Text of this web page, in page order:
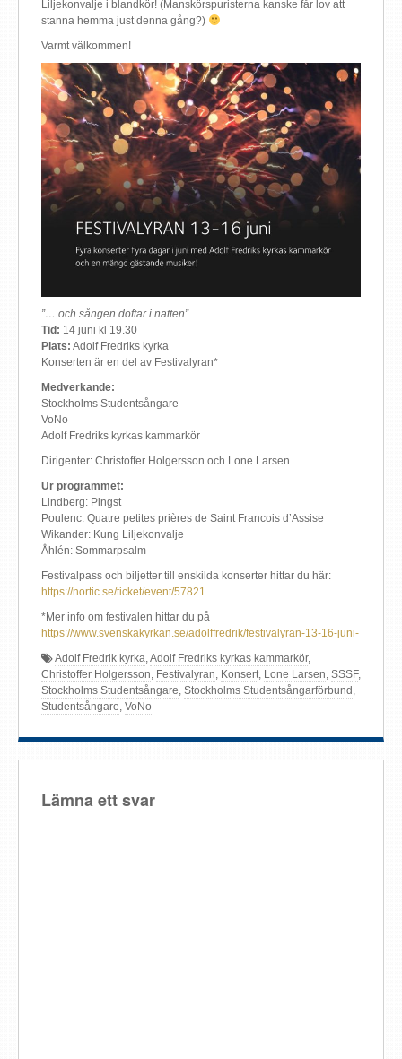
Liljekonvalje i blandkör! (Manskörspuristerna kanske får lov att
stanna hemma just denna gång?)
Varmt välkommen!
”… och sången doftar i natten”
Tid: 14 juni kl 19.30
Plats: Adolf Fredriks kyrka
Konserten är en del av Festivalyran*
Medverkande:
Stockholms Studentsångare
VoNo
Adolf Fredriks kyrkas kammarkör
Dirigenter: Christoffer Holgersson och Lone Larsen
Ur programmet:
Lindberg: Pingst
Poulenc: Quatre petites prières de Saint Francois d’Assise
Wikander: Kung Liljekonvalje
Åhlén: Sommarpsalm
Festivalpass och biljetter till enskilda konserter hittar du här:
https://nortic.se/ticket/event/57821
*Mer info om festivalen hittar du på
https://www.svenskakyrkan.se/adolffredrik/festivalyran-13-16-juni-
Adolf Fredrik kyrka,Adolf Fredriks kyrkas kammarkör,
Christoffer Holgersson, Festivalyran, Konsert, Lone Larsen, SSSF,
Stockholms Studentsångare, Stockholms Studentsångarförbund ,
Studentsångare, VoNo
Lämna ett svar